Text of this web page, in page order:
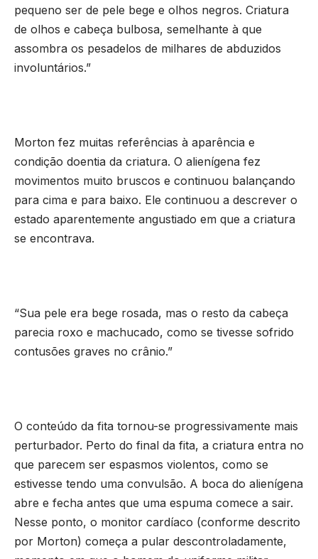
pequeno ser de pele bege e olhos negros. Criatura
de olhos e cabeça bulbosa, semelhante à que
assombra os pesadelos de milhares de abduzidos
involuntários.”
Morton fez muitas referências à aparência e
condição doentia da criatura. O alienígena fez
movimentos muito bruscos e continuou balançando
para cima e para baixo. Ele continuou a descrever o
estado aparentemente angustiado em que a criatura
se encontrava.
“Sua pele era bege rosada, mas o resto da cabeça
parecia roxo e machucado, como se tivesse sofrido
contusões graves no crânio.”
O conteúdo da fita tornou-se progressivamente mais
perturbador. Perto do final da fita, a criatura entra no
que parecem ser espasmos violentos, como se
estivesse tendo uma convulsão. A boca do alienígena
abre e fecha antes que uma espuma comece a sair.
Nesse ponto, o monitor cardíaco (conforme descrito
por Morton) começa a pular descontroladamente,